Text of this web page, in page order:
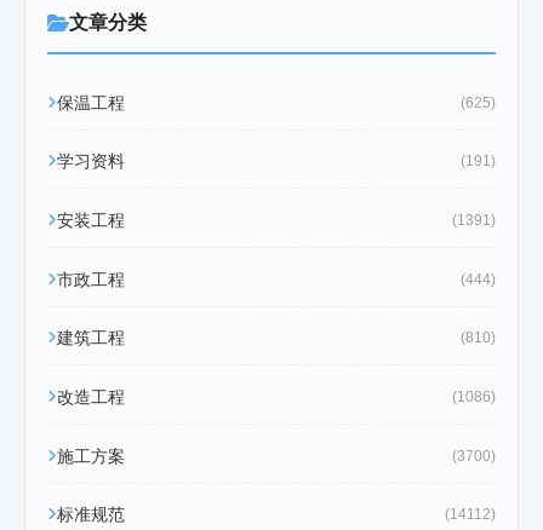
文章分类
保温工程 (625)
学习资料 (191)
安装工程 (1391)
市政工程 (444)
建筑工程 (810)
改造工程 (1086)
施工方案 (3700)
标准规范 (14112)